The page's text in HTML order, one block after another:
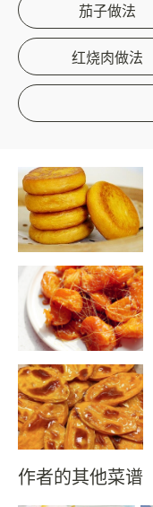
茄子做法
红烧肉做法
作者的其他菜谱